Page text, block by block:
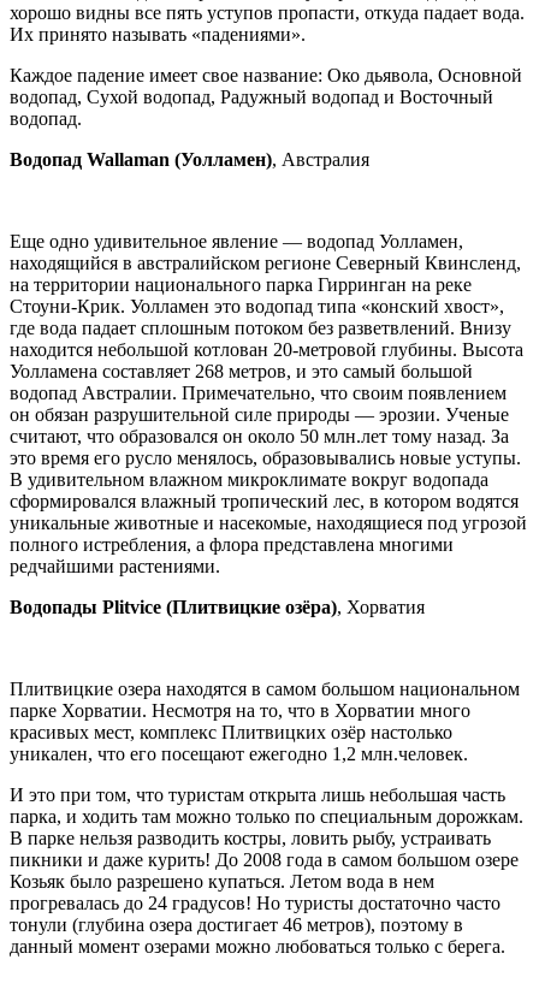
хорошо видны все пять уступов пропасти, откуда падает вода.
Их принято называть «падениями».
Каждое падение имеет свое название: Око дьявола, Основной
водопад, Сухой водопад, Радужный водопад и Восточный
водопад.
Водопад Wallaman (Уолламен), Австралия
Еще одно удивительное явление — водопад Уолламен,
находящийся в австралийском регионе Северный Квинсленд,
на территории национального парка Гирринган на реке
Стоуни-Крик. Уолламен это водопад типа «конский хвост»,
где вода падает сплошным потоком без разветвлений. Внизу
находится небольшой котлован 20-метровой глубины. Высота
Уолламена составляет 268 метров, и это самый большой
водопад Австралии. Примечательно, что своим появлением
он обязан разрушительной силе природы — эрозии. Ученые
считают, что образовался он около 50 млн.лет тому назад. За
это время его русло менялось, образовывались новые уступы.
В удивительном влажном микроклимате вокруг водопада
сформировался влажный тропический лес, в котором водятся
уникальные животные и насекомые, находящиеся под угрозой
полного истребления, а флора представлена многими
редчайшими растениями.
Водопады Plitvice (Плитвицкие озёра), Хорватия
Плитвицкие озера находятся в самом большом национальном
парке Хорватии. Несмотря на то, что в Хорватии много
красивых мест, комплекс Плитвицких озёр настолько
уникален, что его посещают ежегодно 1,2 млн.человек.
И это при том, что туристам открыта лишь небольшая часть
парка, и ходить там можно только по специальным дорожкам.
В парке нельзя разводить костры, ловить рыбу, устраивать
пикники и даже курить! До 2008 года в самом большом озере
Козьяк было разрешено купаться. Летом вода в нем
прогревалась до 24 градусов! Но туристы достаточно часто
тонули (глубина озера достигает 46 метров), поэтому в
данный момент озерами можно любоваться только с берега.